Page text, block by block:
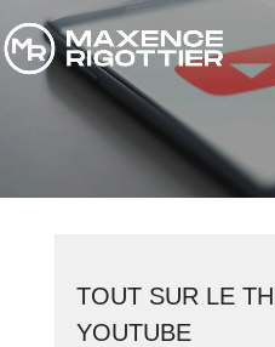
DOSSIER
TOUT SUR LE
YOUTUBE